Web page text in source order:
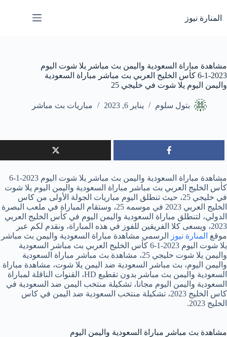
إلى
المحتوى
المنارة نيوز
مشاهدة مباراة السعودية واليمن بث مباشر يلا شوت اليوم
2023-1-6 كأس الخليج العربي بث مباشر مباراة السعودية
واليمن اليوم يلا شوت في خليجي 25
بتول سلوم يناير 6, 2023 مباريات بث مباشر
مشاهدة مباراة السعودية واليمن بث مباشر يلا شوت اليوم 2023-1-6
كأس الخليج العربي بث مباشر مباراة السعودية واليمن اليوم يلا شوت
في خليجي 25، حيث تنطلق اليوم مباريات الجولة الأولى من كاس
الخليج العربي 2023 في موسمه 25، وستقام المباراة في ملعب البصرة
الدولي، لتنطلق مباراة السعودية واليمن اليوم في كأس الخليج العربي
2023، ويسعى كلا الفريقين للفوز في هذه المباراة، ونقدم لكم عبر
موقع المنارة نيوز
الرسمي مشاهدة مباراة السعودية واليمن بث مباشر
يلا شوت اليوم 2023-1-6 كأس الخليج العربي بث مباشر السعودية
واليمن يلا شوت خليجي 25، مشاهدة بث مباشر مباراة السعودية
واليمن اليوم، بث مباشر السعودية ضد اليمن يلا شوت، مشاهدة مباراة
السعودية واليمن بث مباشر بدون تقطيع HD، القنوات الناقلة لمباراة
السعودية واليمن اليوم مجانا، تشكيلة منتخب اليمن ضد السعودية في
كاس الخليج 2023، تشكيلة منتخب السعودية ضد اليمن في كاس
الخليج 2023.
مشاهدة بث مباشر مباراة السعودية واليمن اليوم